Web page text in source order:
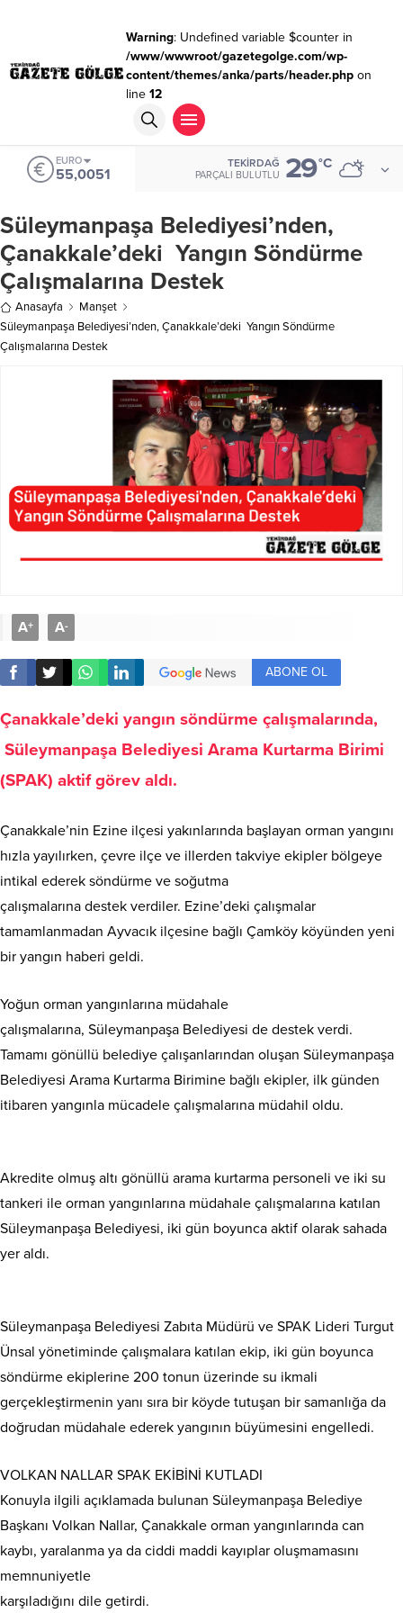
Warning: Undefined variable $counter in
/www/wwwroot/gazetegolge.com/wp-
content/themes/anka/parts/header.phpon
line 12
EURO
55,0051
TEKIRDAĞ
PARÇALI BULUTLU 29°C
Süleymanpaşa Belediyesi’nden,
Çanakkale’deki Yangın Söndürme
Çalışmalarına Destek
Anasayfa
Manşet
Süleymanpaşa Belediyesi’nden, Çanakkale’deki Yangın Söndürme
Çalışmalarına Destek
A+ A-
ABONE OL
Çanakkale’deki yangın söndürme çalışmalarında,
Süleymanpaşa Belediyesi Arama Kurtarma Birimi
(SPAK) aktif görev aldı.
Çanakkale’nin Ezine ilçesi yakınlarında başlayan orman yangını
hızla yayılırken, çevre ilçe ve illerden takviye ekipler bölgeye
intikal ederek söndürme ve soğutma
çalışmalarına destek verdiler. Ezine’deki çalışmalar
tamamlanmadan Ayvacık ilçesine bağlı Çamköy köyünden yeni
bir yangın haberi geldi.
Yoğun orman yangınlarına müdahale
çalışmalarına, Süleymanpaşa Belediyesi de destek verdi.
Tamamı gönüllü belediye çalışanlarından oluşan Süleymanpaşa
Belediyesi Arama Kurtarma Birimine bağlı ekipler, ilk günden
itibaren yangınla mücadele çalışmalarına müdahil oldu.
Akredite olmuş altı gönüllü arama kurtarma personeli ve iki su
tankeri ile orman yangınlarına müdahale çalışmalarına katılan
Süleymanpaşa Belediyesi, iki gün boyunca aktif olarak sahada
yer aldı.
Süleymanpaşa Belediyesi Zabıta Müdürü ve SPAK Lideri Turgut
Ünsal yönetiminde çalışmalara katılan ekip, iki gün boyunca
söndürme ekiplerine 200 tonun üzerinde su ikmali
gerçekleştirmenin yanı sıra bir köyde tutuşan bir samanlığa da
doğrudan müdahale ederek yangının büyümesini engelledi.
VOLKAN NALLAR SPAK EKİBİNİ KUTLADI
Konuyla ilgili açıklamada bulunan Süleymanpaşa Belediye
Başkanı Volkan Nallar, Çanakkale orman yangınlarında can
kaybı, yaralanma ya da ciddi maddi kayıplar oluşmamasını
memnuniyetle
karşıladığını dile getirdi.